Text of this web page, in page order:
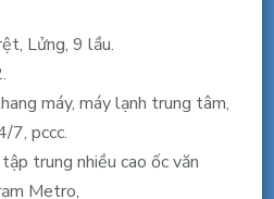
Lửng, 9 lầu.
máy, máy lạnh trung tâm,
7, pccc.
trung nhiều cao ốc văn
Metro,